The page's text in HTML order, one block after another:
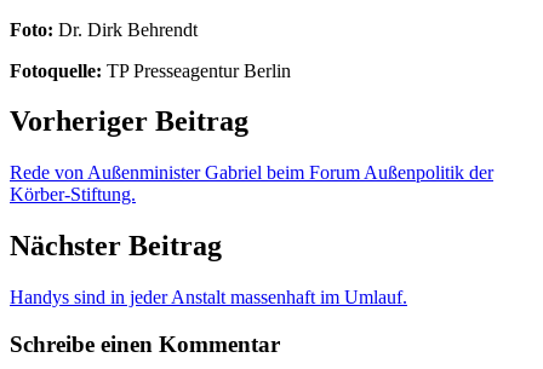
Foto: Dr. Dirk Behrendt
Fotoquelle: TP Presseagentur Berlin
Vorheriger Beitrag
Rede von Außenminister Gabriel beim Forum Außenpolitik der
Körber-Stiftung.
Nächster Beitrag
Handys sind in jeder Anstalt massenhaft im Umlauf.
Schreibe einen Kommentar